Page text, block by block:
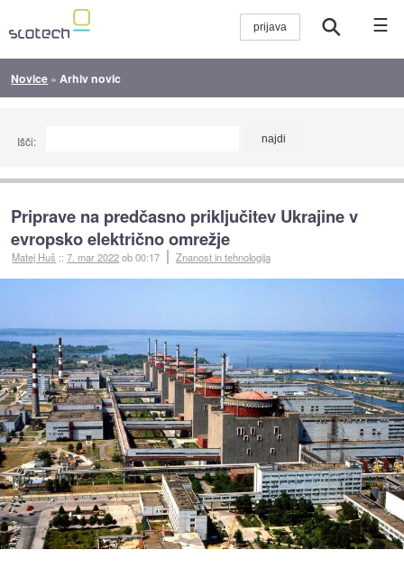
☰
Novice » Arhiv novic
Išči:
Priprave na predčasno priključitev Ukrajine v
evropsko električno omrežje
Matej Huš ::7. mar 2022ob 00:17 Znanost in tehnologija